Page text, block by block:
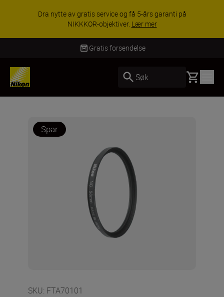
Dra nytte av gratis service og få 5-års garanti på
NIKKKOR-objektiver. Lær mer
Gratis forsendelse
Søk Basket
Spar
SKU: FTA70101